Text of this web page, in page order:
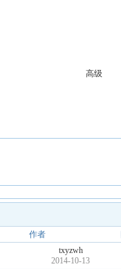
高级
作者
txyzwh
2014-10-13